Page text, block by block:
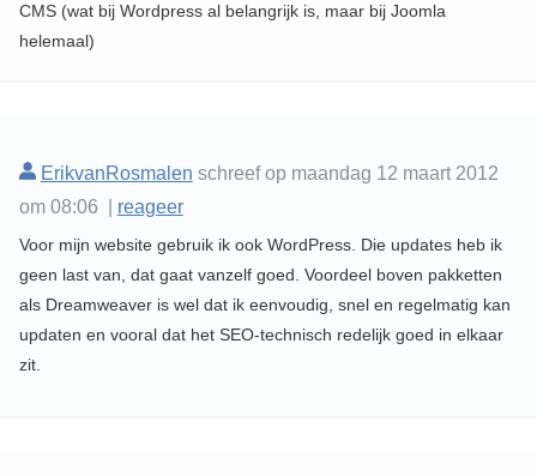
CMS (wat bij Wordpress al belangrijk is, maar bij Joomla
helemaal)
ErikvanRosmalen schreef op maandag 12 maart 2012
om 08:06 | reageer
Voor mijn website gebruik ik ook WordPress. Die updates heb ik
geen last van, dat gaat vanzelf goed. Voordeel boven pakketten
als Dreamweaver is wel dat ik eenvoudig, snel en regelmatig kan
updaten en vooral dat het SEO-technisch redelijk goed in elkaar
zit.